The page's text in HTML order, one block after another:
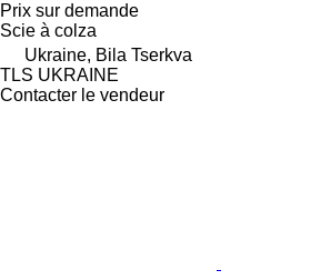
Prix sur demande
Scie à colza
Ukraine, Bila Tserkva
TLS UKRAINE
Contacter le vendeur